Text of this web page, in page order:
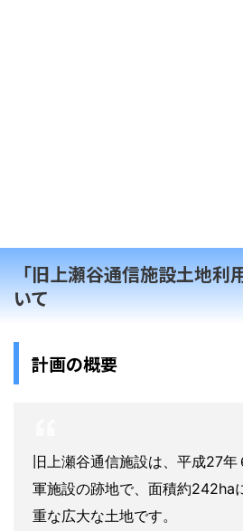
「旧上瀬谷通信施設土地利
いて
計画の概要
旧上瀬谷通信施設は、平成27
軍施設の跡地で、面積約242ha
重な広大な土地です。